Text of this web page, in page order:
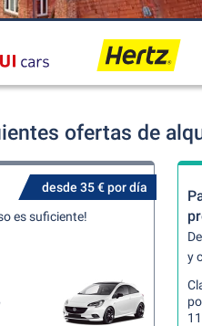
ofertas de
desde 35 € por día
es suficiente!
y